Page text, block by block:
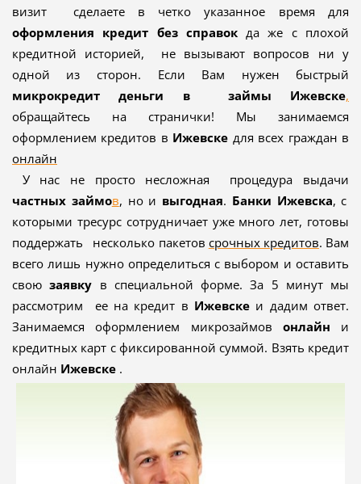
визит сделаете в четко указанное время для
оформления кредит без справокда же с плохой
кредитной историей, не вызывают вопросов ни у
одной из сторон. Если Вам нужен быстрый
микрокредит деньги в займы Ижевске,
обращайтесь на странички! Мы занимаемся
оформлением кредитов в Ижевске для всех граждан в
онлайн
У нас не просто несложная процедура выдачи
частных займов, но и выгодная. Банки Ижевска, с
которыми тресурс сотрудничает уже много лет, готовы
поддержать несколько пакетов срочных кредитов. Вам
всего лишь нужно определиться с выбором и оставить
своюзаявку в специальной форме. За 5 минут мы
рассмотрим ее на кредит в Ижевске и дадим ответ.
Занимаемся оформлением микрозаймов онлайн и
кредитных карт с фиксированной суммой. Взять кредит
онлайн Ижевске .